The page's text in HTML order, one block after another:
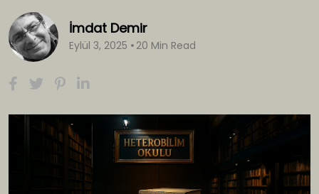
İmdat Demir
Eylül 3, 2025 20 Min Read